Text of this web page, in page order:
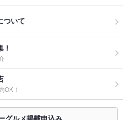
ついて
OK！
グルメ掲載申込み